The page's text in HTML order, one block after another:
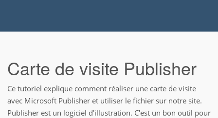
Carte de visite Publisher
Ce tutoriel explique comment réaliser une carte de visite
avec Microsoft Publisher et utiliser le fichier sur notre site.
Publisher est un logiciel d'illustration. C'est un bon outil pour